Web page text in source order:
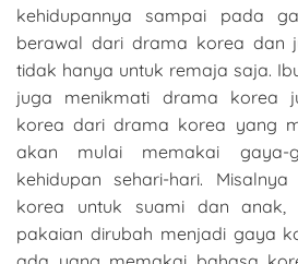
kehidupannya sampai pada
berawal dari drama korea dan
tidak hanya untuk remaja saja.
juga menikmati drama korea
korea dari drama korea yang
akan mulai memakai gaya-
kehidupan sehari-hari.
korea untuk suami dan anak,
pakaian dirubah menjadi gaya